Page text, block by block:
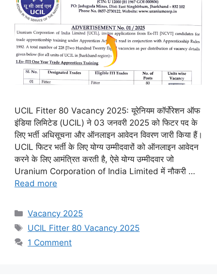
UCIL Fitter 80 Vacancy 2025: यूरेनियम कॉर्पोरेशन ऑफ
इंडिया लिमिटेड (UCIL) ने 03 जनवरी 2025 को फिटर पद के
लिए भर्ती अधिसूचना और ऑनलाइन आवेदन विवरण जारी किया हैं।
UCIL फिटर भर्ती के लिए योग्य उम्मीदवारों को ऑनलाइन आवेदन
करने के लिए आमंत्रित करती है, ऐसे योग्य उम्मीदवार जो
Uranium Corporation of India Limited में नौकरी …
Read more
Categories
Vacancy 2025
Tags
UCIL Fitter 80 Vacancy 2025
1 Comment